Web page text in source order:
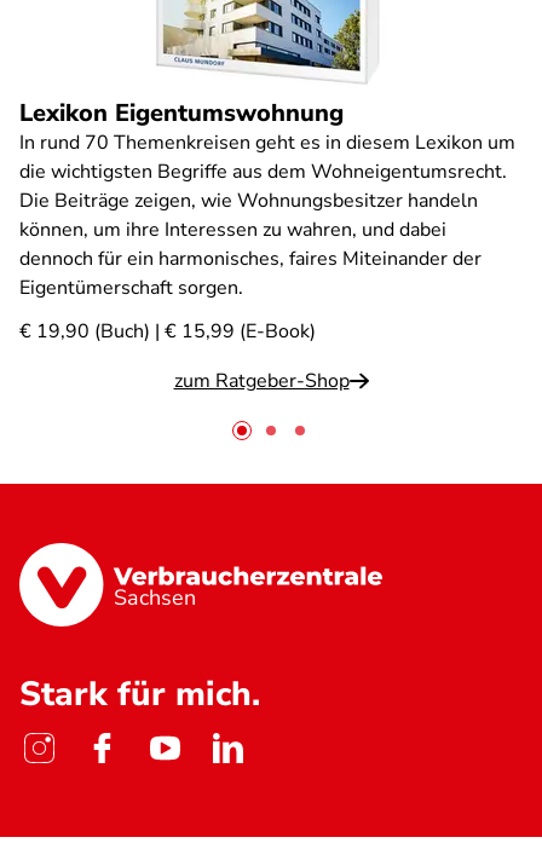
Lexikon Eigentumswohnung
In rund 70 Themenkreisen geht es in diesem Lexikon um
die wichtigsten Begriffe aus dem Wohneigentumsrecht.
Die Beiträge zeigen, wie Wohnungsbesitzer handeln
können, um ihre Interessen zu wahren, und dabei
dennoch für ein harmonisches, faires Miteinander der
Eigentümerschaft sorgen.
€ 19,90 (Buch) | € 15,99 (E-Book)
zum Ratgeber-Shop
Sachsen
Stark für mich.